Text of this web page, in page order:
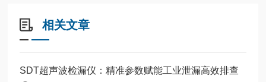
相关文章
SDT超声波检漏仪：精准参数赋能工业泄漏高效排查